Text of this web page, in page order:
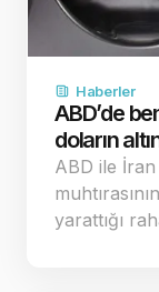
Haberler
ABD’de
doların
ABD ile
yarattığı